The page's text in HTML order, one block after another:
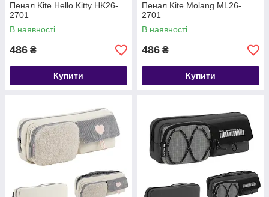
Пенал Kite Hello Kitty HK26-
2701
В наявності
486 ₴
Купити
Пенал Kite Molang ML26-
2701
В наявності
486 ₴
Купити